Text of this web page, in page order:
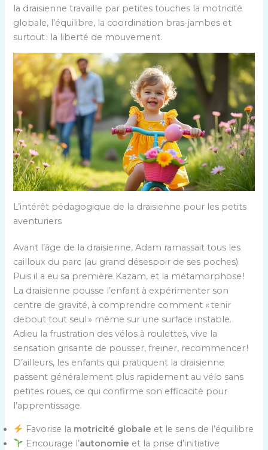
la draisienne travaille par petites touches la motricité
globale, l’équilibre, la coordination bras-jambes et
surtout : la liberté de mouvement.
L’intérêt pédagogique de la draisienne pour les petits
aventuriers
Avant l’âge de la draisienne, Adam ramassait tous les
cailloux du parc (au grand désespoir de ses poches).
Puis il a eu sa première Kazam, et la métamorphose !
La draisienne pousse l’enfant à expérimenter son
centre de gravité, à comprendre comment « tenir
debout tout seul » même sur une surface instable.
Adieu la frustration des vélos à roulettes, vive la
sensation grisante de pousser, freiner, recommencer !
D’ailleurs, les enfants qui pratiquent la draisienne
passent généralement plus rapidement au vélo sans
petites roues, ce qui confirme son efficacité pour
l’apprentissage.
Favorise la motricité globale et le sens de l’équilibre
Encourage l’autonomie et la prise d’initiative